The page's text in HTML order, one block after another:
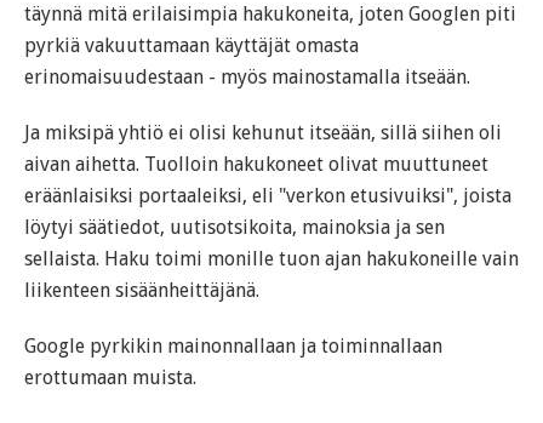
täynnä mitä erilaisimpia hakukoneita, joten Googlen piti
pyrkiä vakuuttamaan käyttäjät omasta
erinomaisuudestaan - myös mainostamalla itseään.
Ja miksipä yhtiö ei olisi kehunut itseään, sillä siihen oli
aivan aihetta. Tuolloin hakukoneet olivat muuttuneet
eräänlaisiksi portaaleiksi, eli "verkon etusivuiksi", joista
löytyi säätiedot, uutisotsikoita, mainoksia ja sen
sellaista. Haku toimi monille tuon ajan hakukoneille vain
liikenteen sisäänheittäjänä.
Google pyrkikin mainonnallaan ja toiminnallaan
erottumaan muista.